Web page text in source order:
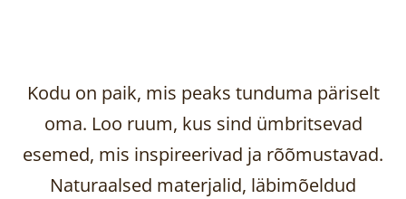
Kodu on paik, mis peaks tunduma päriselt
oma. Loo ruum, kus sind ümbritsevad
esemed, mis inspireerivad ja rõõmustavad.
Naturaalsed materjalid, läbimõeldud